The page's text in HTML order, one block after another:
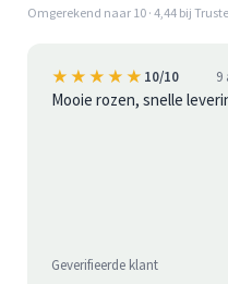
Omgerekend naar 10 · 4,44 bij
★★★★★ 10/10 9
Mooie rozen, snelle
Geverifieerde klant